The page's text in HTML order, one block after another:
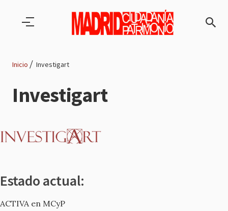
Ruta
de
navegación
Inicio Investigart
Investigart
Estado actual:
ACTIVA en MCyP